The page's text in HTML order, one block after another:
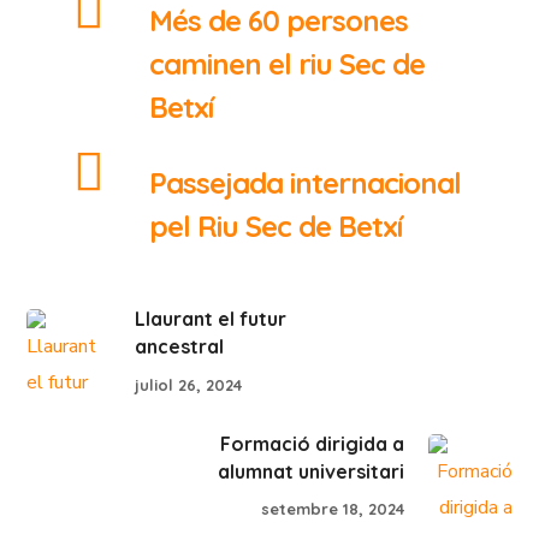
Més de 60 persones
caminen el riu Sec de
Betxí
Passejada internacional
pel Riu Sec de Betxí
Llaurant el futur
ancestral
juliol 26, 2024
Formació dirigida a
alumnat universitari
setembre 18, 2024